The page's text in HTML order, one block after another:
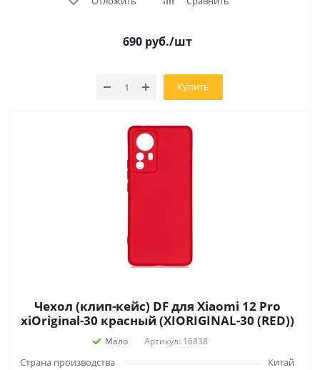
690руб./шт
Купить
Чехол (клип-кейс) DF для Xiaomi 12 Pro
xiOriginal-30 красный (XIORIGINAL-30 (RED))
Мало Артикул: 16838
Страна производства
Китай